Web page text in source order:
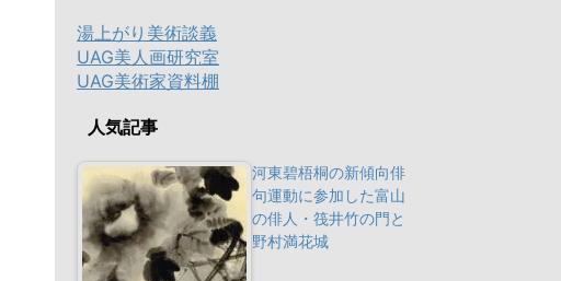
湯上がり美術談義
UAG美人画研究室
UAG美術家資料棚
人気記事
河東碧梧桐の新傾向俳
句運動に参加した富山
の俳人・筏井竹の門と
野村満花城